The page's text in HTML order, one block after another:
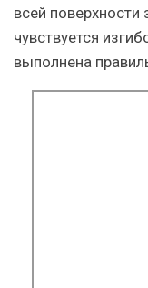
всей поверхности
чувствуется
выполнена